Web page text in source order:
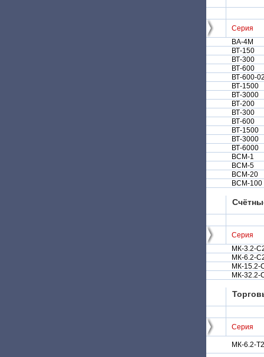
Серия
ВА-4М
ВТ-150
ВТ-300
ВТ-600
ВТ-600-
ВТ-1500
ВТ-3000
ВТ-200
ВТ-300
ВТ-600
ВТ-1500
ВТ-3000
ВТ-6000
ВСМ-1
ВСМ-5
ВСМ-20
ВСМ-100
Серия
МК-3.2-
МК-6.2-
МК-15.2-
МК-32.2-
Серия
МК-6.2-